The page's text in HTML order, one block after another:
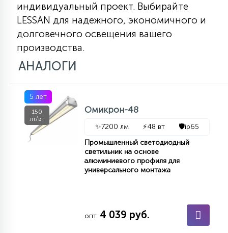
индивидуальный проект. Выбирайте
LESSAN для надежного, экономичного и
долговечного освещения вашего
производства.
АНАЛОГИ
5 лет
150
лт/вт
Омикрон-48
✨7200 лм ⚡48 вт 🛡️ip65
Промышленный светодиодный
светильник на основе
алюминиевого профиля для
универсального монтажа
опт. 4 039 руб.